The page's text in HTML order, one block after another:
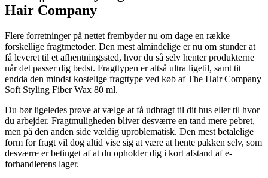
Hair Company
Flere forretninger på nettet frembyder nu om dage en række
forskellige fragtmetoder. Den mest almindelige er nu om stunder at
få leveret til et afhentningssted, hvor du så selv henter produkterne
når det passer dig bedst. Fragttypen er altså ultra ligetil, samt tit
endda den mindst kostelige fragttype ved køb af The Hair Company
Soft Styling Fiber Wax 80 ml.
Du bør ligeledes prøve at vælge at få udbragt til dit hus eller til hvor
du arbejder. Fragtmuligheden bliver desværre en tand mere pebret,
men på den anden side vældig uproblematisk. Den mest betalelige
form for fragt vil dog altid vise sig at være at hente pakken selv, som
desværre er betinget af at du opholder dig i kort afstand af e-
forhandlerens lager.